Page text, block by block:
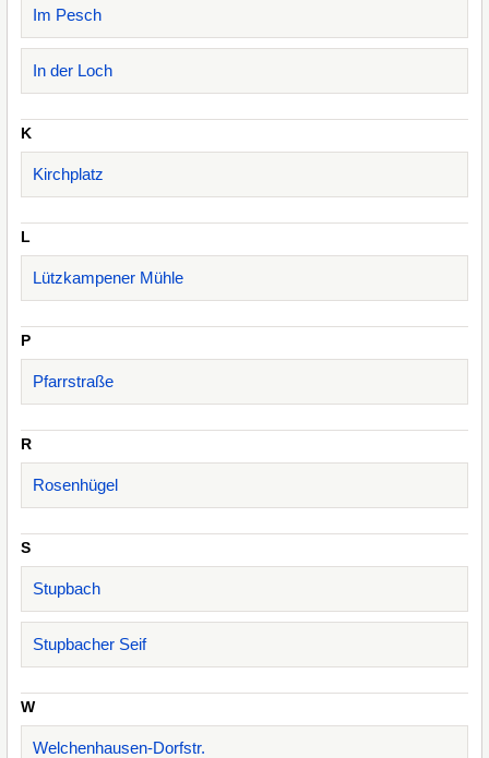
Im Pesch
In der Loch
K
Kirchplatz
L
Lützkampener Mühle
P
Pfarrstraße
R
Rosenhügel
S
Stupbach
Stupbacher Seif
W
Welchenhausen-Dorfstr.